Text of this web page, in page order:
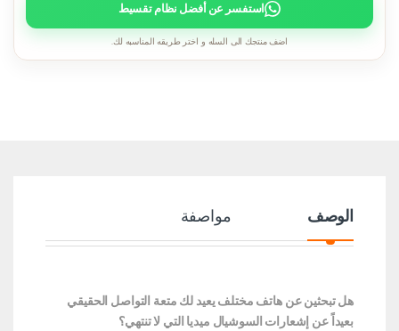
استفسر عن أفضل نظام تقسيط
اضف منتجك الى السله و اختر طريقه المناسبه لك.
الوصف مواصفة
هل تبحثين عن هاتف مختلف يعيد لك متعة التواصل الحقيقي
بعيداً عن إشعارات السوشيال ميديا التي لا تنتهي؟